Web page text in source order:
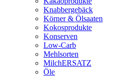
Knabbergebäck
Körner & Ölsaaten
Kokosprodukte
Konserven
Low-Carb
Mehlsorten
MilchERSATZ
Öle